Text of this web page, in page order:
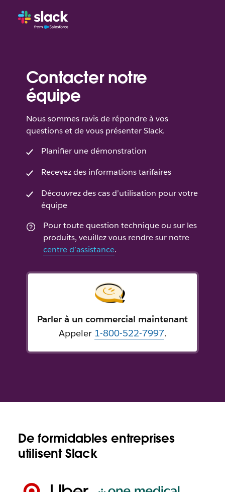
Contacter notre
équipe
Nous sommes ravis de répondre à vos
questions et de vous présenter Slack.
Planifier une démonstration
Recevez des informations tarifaires
Découvrez des cas d’utilisation pour votre
équipe
Pour toute question technique ou sur les
produits, veuillez vous rendre sur notre
centre d’assistance.
Parler à un commercial maintenant
Appeler 1-800-522-7997.
De formidables entreprises
utilisent Slack